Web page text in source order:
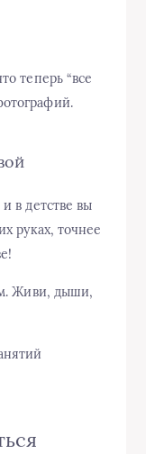
теперь “все
в детстве вы
руках, точнее
Живи, дыши,